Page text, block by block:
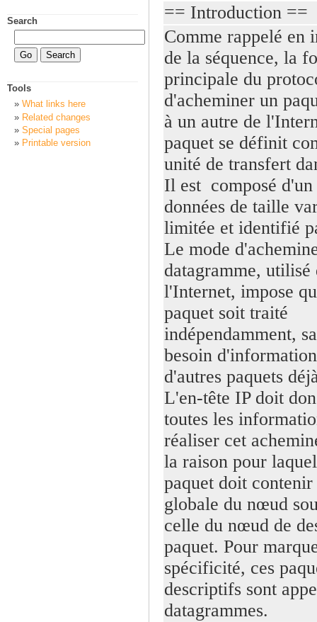
== Introduction ==
Comme rappelé en
de la séquence, la
principale du
d'acheminer un
à un autre de
paquet se définit
unité de transfert
Il est composé
données de taille
limitée et identifié
Le mode
datagramme, utilisé
l'Internet, impose
paquet soit traité
indépendamment,
besoin
d'autres paquets
L'en-tête IP doit
toutes les
réaliser cet
la raison pour
paquet doit contenir
globale du nœud
celle du nœud de
paquet. Pour
spécificité, ces
descriptifs sont
datagrammes.
Search
Tools
What links here
Related changes
Special pages
Printable version